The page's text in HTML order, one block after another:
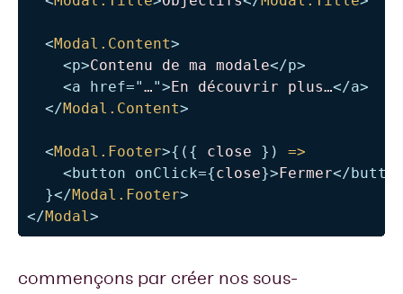
<Modal.Content>
<p>Contenu de ma modale</p>
<a href="…">En découvrir plus…</a>
</Modal.Content>
<Modal.Footer>{ ( { close } )
=>
<button onClick={close}>Fermer</
}</Modal.Footer>
</Modal>
commençons par créer nos sous-